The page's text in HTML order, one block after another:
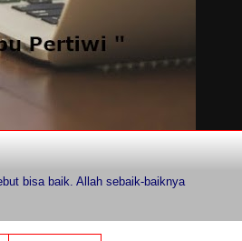
bisa baik. Allah sebaik-baiknya